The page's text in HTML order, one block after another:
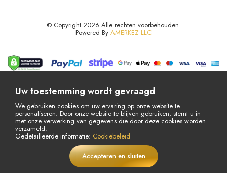
In winkelwagen
© Copyright 2026 Alle rechten voorbehouden.
Powered By AMERKEZ LLC
Uw toestemming wordt gevraagd
We gebruiken cookies om uw ervaring op onze website te
personaliseren. Door onze website te blijven gebruiken, stemt u in
met onze verwerking van gegevens die door deze cookies worden
verzameld.
Gedetailleerde informatie: Cookiebeleid
Accepteren en sluiten